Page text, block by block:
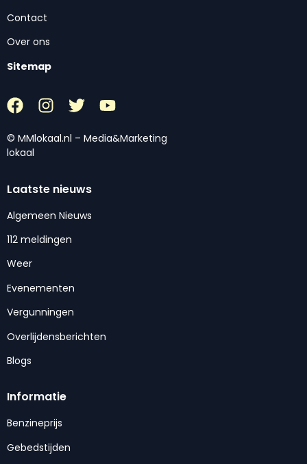
Contact
Over ons
Sitemap
© MMlokaal.nl – Media&Marketing
lokaal
Laatste nieuws
Algemeen Nieuws
112 meldingen
Weer
Evenementen
Vergunningen
Overlijdensberichten
Blogs
Informatie
Benzineprijs
Gebedstijden